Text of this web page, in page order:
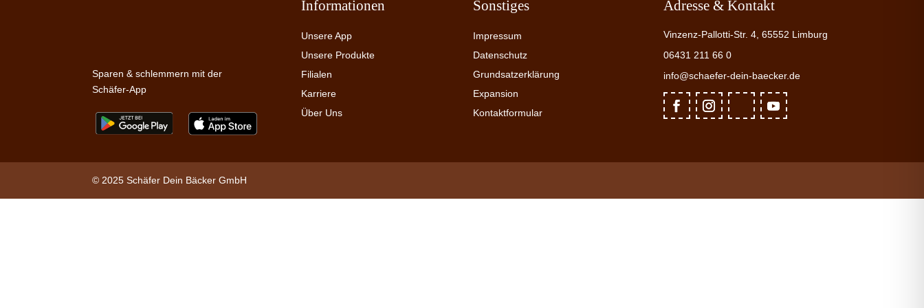
Sparen & schlemmern mit der
Schäfer-App
Informationen
Unsere App
Unsere Produkte
Filialen
Karriere
Über Uns
Sonstiges
Impressum
Datenschutz
Grundsatzerklärung
Expansion
Kontaktformular
Adresse & Kontakt
Vinzenz-Pallotti-Str. 4, 65552 Limburg
06431 211 66 0
info@schaefer-dein-baecker.de
© 2025 Schäfer Dein Bäcker GmbH